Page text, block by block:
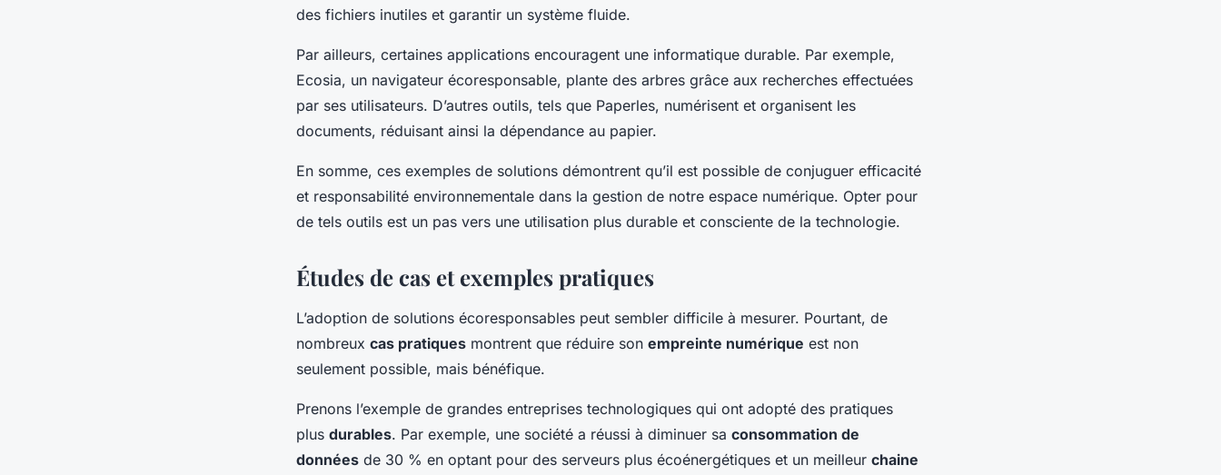
des fichiers inutiles et garantir un système fluide.
Par ailleurs, certaines applications encouragent une informatique durable. Par exemple,
Ecosia, un navigateur écoresponsable, plante des arbres grâce aux recherches effectuées
par ses utilisateurs. D’autres outils, tels que Paperles, numérisent et organisent les
documents, réduisant ainsi la dépendance au papier.
En somme, ces exemples de solutions démontrent qu’il est possible de conjuguer efficacité
et responsabilité environnementale dans la gestion de notre espace numérique. Opter pour
de tels outils est un pas vers une utilisation plus durable et consciente de la technologie.
Études de cas et exemples pratiques
L’adoption de solutions écoresponsables peut sembler difficile à mesurer. Pourtant, de
nombreux cas pratiques montrent que réduire son empreinte numérique est non
seulement possible, mais bénéfique.
Prenons l’exemple de grandes entreprises technologiques qui ont adopté des pratiques
plus durables. Par exemple, une société a réussi à diminuer sa consommation de
données de 30 % en optant pour des serveurs plus écoénergétiques et un meilleur chaine